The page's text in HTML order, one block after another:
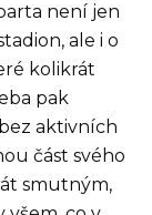
není jen
ale i o
kolikrát
pak
aktivních
část svého
smutným,